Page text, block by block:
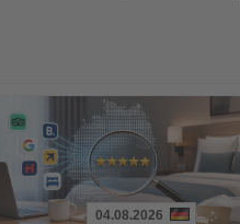
04.08.2026